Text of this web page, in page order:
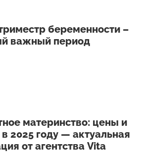
беременности –
важный период
материнство: цены и
2025 году — актуальная
от агентства Vita